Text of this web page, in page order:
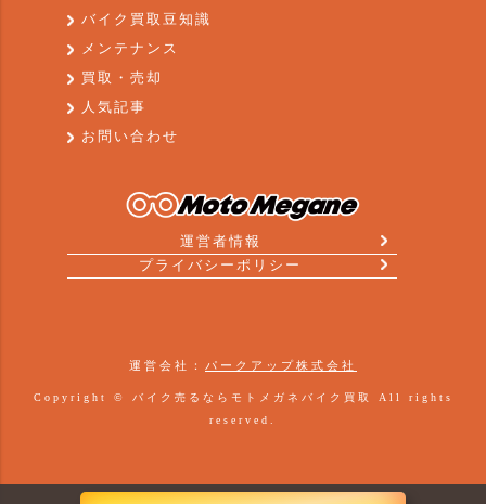
運営者情報
プライバシーポリシー
バイク買取豆知識
メンテナンス
買取・売却
人気記事
お問い合わせ
運営会社： パークアップ株式会社
Copyright © バイク売るならモトメガネバイク買取
All rights
reserved.